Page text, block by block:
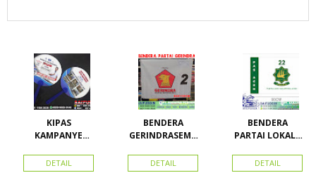
KIPAS
KAMPANYE
DETAIL
BENDERA
GERINDRASEMU
DETAIL
BENDERA
PARTAI LOKAL /
ACEH
DETAIL